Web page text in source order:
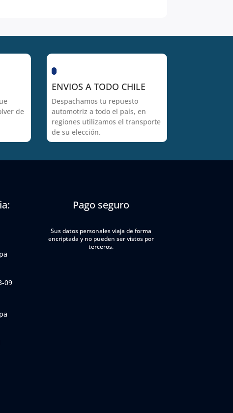
de
ENVIOS A TODO CHILE
Despachamos tu repuesto
automotriz a todo el país, en
regiones utilizamos el transporte
de su elección.
09
Pago seguro
Sus datos personales viaja de forma
encriptada y no pueden ser vistos por
terceros.